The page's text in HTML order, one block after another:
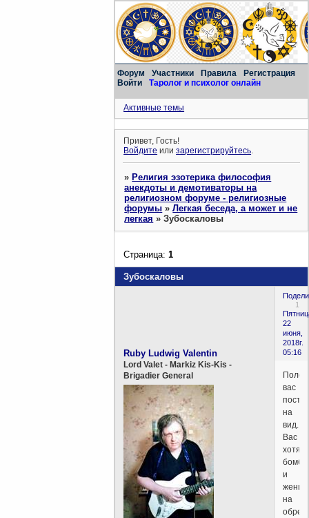
Форум Участники Правила
Регистрация
Войти
Таролог и психолог онлайн
Активные темы
Привет, Гость!
Войдите илизарегистрируйтесь.
»Религия эзотерика философия
анекдоты и демотиваторы на
религиозном форуме - религиозные
форумы »Легкая беседа, а может и не
легкая »Зубоскаловы
Зубоскаловы
Страница:1
1
22
июня,
2018г.
05:16
Ruby Ludwig Valentin
Lord Valet - Markiz Kis-Kis -
Brigadier General
вас
на
вид.
Вас
хотят
и
на